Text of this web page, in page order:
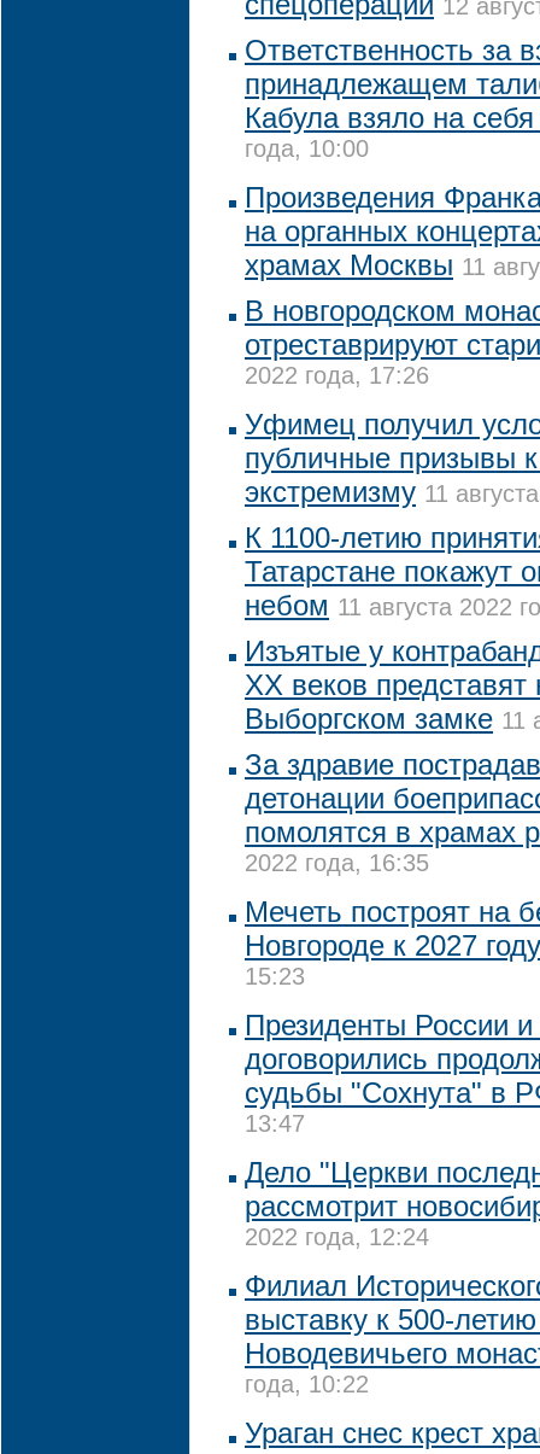
12
Ответственность за
принадлежащем
Кабула взяло на
года, 10:00
Произведения
на органных
храмах Москвы 11
В новгородском
отреставрируют
2022 года, 17:26
Уфимец получил
публичные призывы
экстремизму 11
К 1100-летию
Татарстане покажут
небом 11 августа 2022
Изъятые у
XX веков
Выборгском замке 11
За здравие
детонации
помолятся в храмах
2022 года, 16:35
Мечеть построят на
Новгороде к 2027 году
15:23
Президенты России
договорились
судьбы "Сохнута" в
13:47
Дело "Церкви
рассмотрит
2022 года, 12:24
Филиал
выставку к 500-
Новодевичьего
года, 10:22
Ураган снес крест